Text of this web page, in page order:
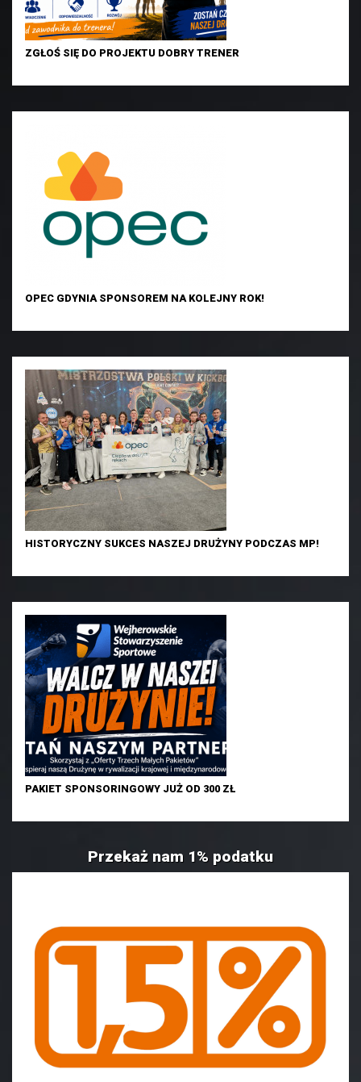
ZGŁOŚ SIĘ DO PROJEKTU DOBRY TRENER
OPEC GDYNIA SPONSOREM NA KOLEJNY ROK!
HISTORYCZNY SUKCES NASZEJ DRUŻYNY PODCZAS MP!
PAKIET SPONSORINGOWY JUŻ OD 300 ZŁ
Przekaż nam 1% podatku